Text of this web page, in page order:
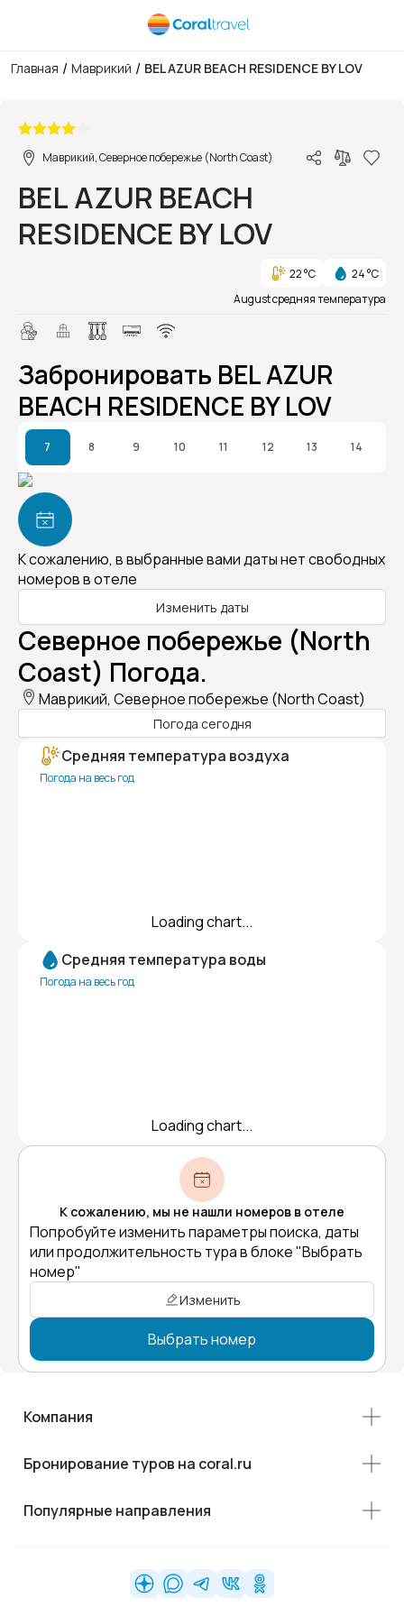
Главная / Маврикий / BEL AZUR BEACH RESIDENCE BY LOV
Маврикий, Северное побережье (North Coast)
BEL AZUR BEACH
RESIDENCE BY LOV
22 °C
24 °C
August средняя температура
Забронировать BEL AZUR
BEACH RESIDENCE BY LOV
7 8 9 10 11 12 13 14
К сожалению, в выбранные вами даты нет свободных
номеров в отеле
Изменить даты
Северное побережье (North
Coast) Погода.
Маврикий, Северное побережье (North Coast)
Погода сегодня
Средняя температура воздуха
Погода на весь год
Loading chart...
Средняя температура воды
Погода на весь год
Loading chart...
К сожалению, мы не нашли номеров в отеле
Попробуйте изменить параметры поиска, даты
или продолжительность тура в блоке "Выбрать
номер"
Изменить
Выбрать номер
Компания
Бронирование туров на coral.ru
Популярные направления